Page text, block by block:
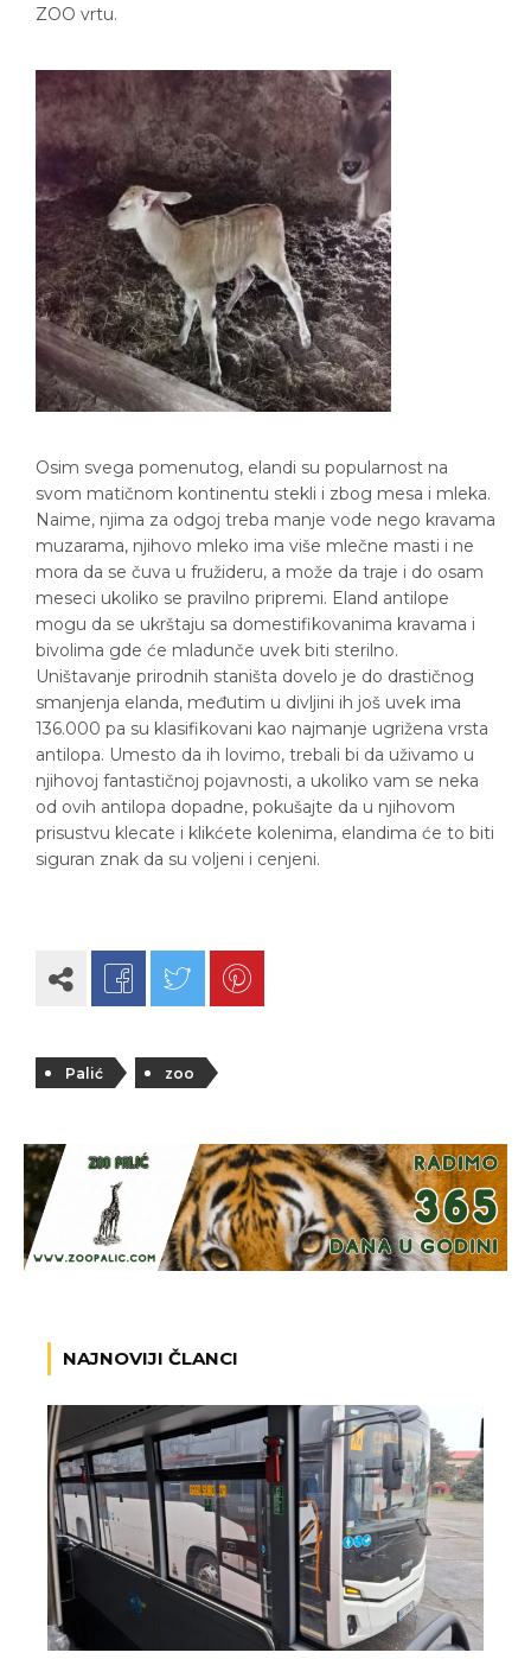
ZOO vrtu.
Osim svega pomenutog, elandi su popularnost na
svom matičnom kontinentu stekli i zbog mesa i mleka.
Naime, njima za odgoj treba manje vode nego kravama
muzarama, njihovo mleko ima više mlečne masti i ne
mora da se čuva u fružideru, a može da traje i do osam
meseci ukoliko se pravilno pripremi. Eland antilope
mogu da se ukrštaju sa domestifikovanima kravama i
bivolima gde će mladunče uvek biti sterilno.
Uništavanje prirodnih staništa dovelo je do drastičnog
smanjenja elanda, međutim u divljini ih još uvek ima
136.000 pa su klasifikovani kao najmanje ugrižena vrsta
antilopa. Umesto da ih lovimo, trebali bi da uživamo u
njihovoj fantastičnoj pojavnosti, a ukoliko vam se neka
od ovih antilopa dopadne, pokušajte da u njihovom
prisustvu klecate i klikćete kolenima, elandima će to biti
siguran znak da su voljeni i cenjeni.
Palić zoo
NAJNOVIJI ČLANCI